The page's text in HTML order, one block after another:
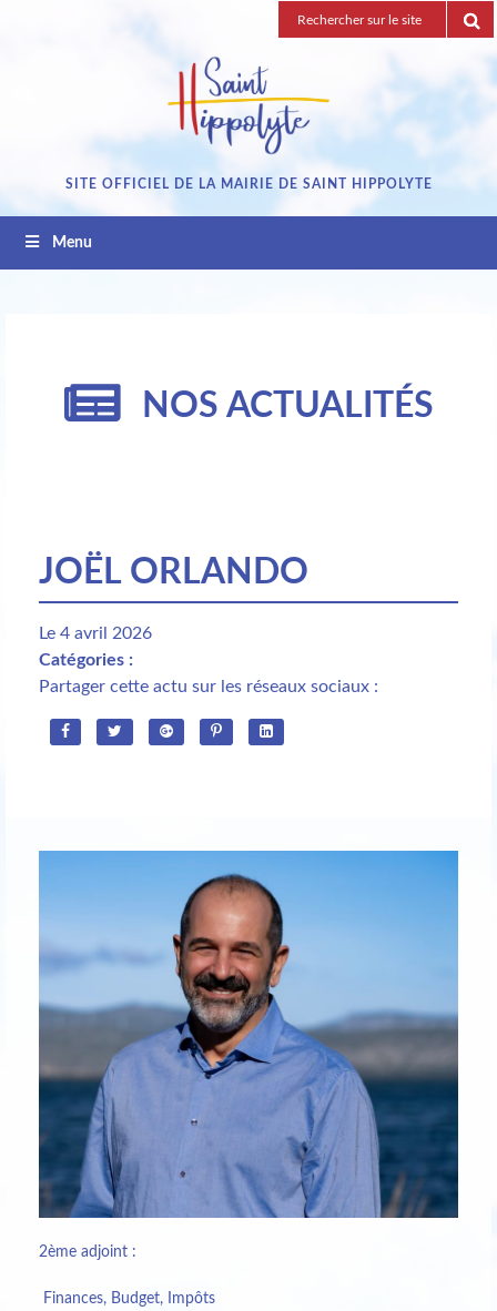
Recherche
pour
SITE OFFICIEL DE LA MAIRIE DE SAINT HIPPOLYTE
Menu
NOS ACTUALITÉS
JOËL ORLANDO
Le 4 avril 2026
Catégories :
Partager cette actu sur les réseaux sociaux :
2ème adjoint :
Finances, Budget, Impôts